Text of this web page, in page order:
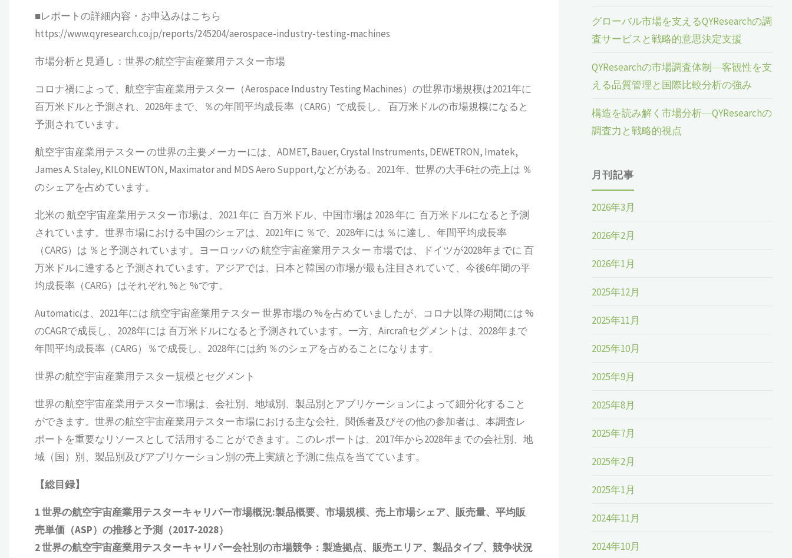
■レポートの詳細内容・お申込みはこちら
https://www.qyresearch.co.jp/reports/245204/aerospace-industry-testing-machines
市場分析と見通し：世界の航空宇宙産業用テスター市場
コロナ禍によって、航空宇宙産業用テスター（Aerospace Industry Testing Machines）の世界市場規模は2021年に
百万米ドルと予測され、2028年まで、％の年間平均成長率（CARG）で成長し、 百万米ドルの市場規模になると
予測されています。
航空宇宙産業用テスター の世界の主要メーカーには、ADMET, Bauer, Crystal Instruments, DEWETRON, Imatek,
James A. Staley, KILONEWTON, Maximator and MDS Aero Support,などがある。2021年、世界の大手6社の売上は ％
のシェアを占めています。
北米の 航空宇宙産業用テスター 市場は、2021 年に 百万米ドル、中国市場は 2028 年に 百万米ドルになると予測
されています。世界市場における中国のシェアは、2021年に ％で、2028年には ％に達し、年間平均成長率
（CARG）は ％と予測されています。ヨーロッパの 航空宇宙産業用テスター 市場では、ドイツが2028年までに 百
万米ドルに達すると予測されています。アジアでは、日本と韓国の市場が最も注目されていて、今後6年間の平
均成長率（CARG）はそれぞれ %と %です。
Automaticは、2021年には 航空宇宙産業用テスター 世界市場の %を占めていましたが、コロナ以降の期間には %
のCAGRで成長し、2028年には 百万米ドルになると予測されています。一方、Aircraftセグメントは、2028年まで
年間平均成長率（CARG）％で成長し、2028年には約 ％のシェアを占めることになります。
世界の航空宇宙産業用テスター規模とセグメント
世界の航空宇宙産業用テスター市場は、会社別、地域別、製品別とアプリケーションによって細分化すること
ができます。世界の航空宇宙産業用テスター市場における主な会社、関係者及びその他の参加者は、本調査レ
ポートを重要なリソースとして活用することができます。このレポートは、2017年から2028年までの会社別、地
域（国）別、製品別及びアプリケーション別の売上実績と予測に焦点を当てています。
【総目録】
1世界の航空宇宙産業用テスターキャリパー市場概況:製品概要、市場規模、売上市場シェア、販売量、平均販
売単価（ASP）の推移と予測（2017-2028）
2世界の航空宇宙産業用テスターキャリパー会社別の市場競争：製造拠点、販売エリア、製品タイプ、競争状況
グローバル市場を支えるQYResearchの調
査サービスと戦略的意思決定支援
QYResearchの市場調査体制―客観性を支
える品質管理と国際比較分析の強み
構造を読み解く市場分析―QYResearchの
調査力と戦略的視点
月刊記事
2026年3月
2026年2月
2026年1月
2025年12月
2025年11月
2025年10月
2025年9月
2025年8月
2025年7月
2025年2月
2025年1月
2024年11月
2024年10月